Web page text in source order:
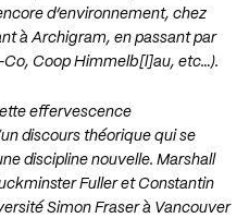
d’environnement, chez
à Archigram, en passant par
Coop Himmelb[l]au, etc…).
effervescence
discours théorique qui se
discipline nouvelle. Marshall
Fuller et Constantin
Simon Fraser à Vancouver